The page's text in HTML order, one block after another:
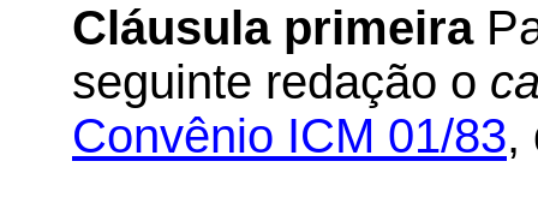
Cláusula primeira
seguinte redação o
Convênio ICM 01/83,